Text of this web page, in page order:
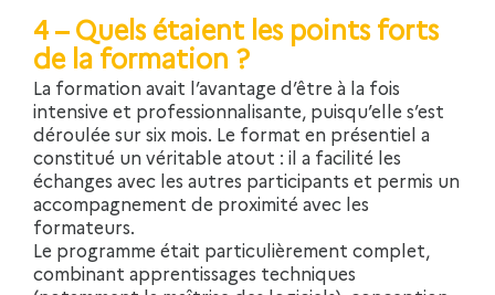
4 – Quels étaient les points forts
de la formation ?
La formation avait l’avantage d’être à la fois
intensive et professionnalisante, puisqu’elle s’est
déroulée sur six mois. Le format en présentiel a
constitué un véritable atout : il a facilité les
échanges avec les autres participants et permis un
accompagnement de proximité avec les
formateurs.
Le programme était particulièrement complet,
combinant apprentissages techniques